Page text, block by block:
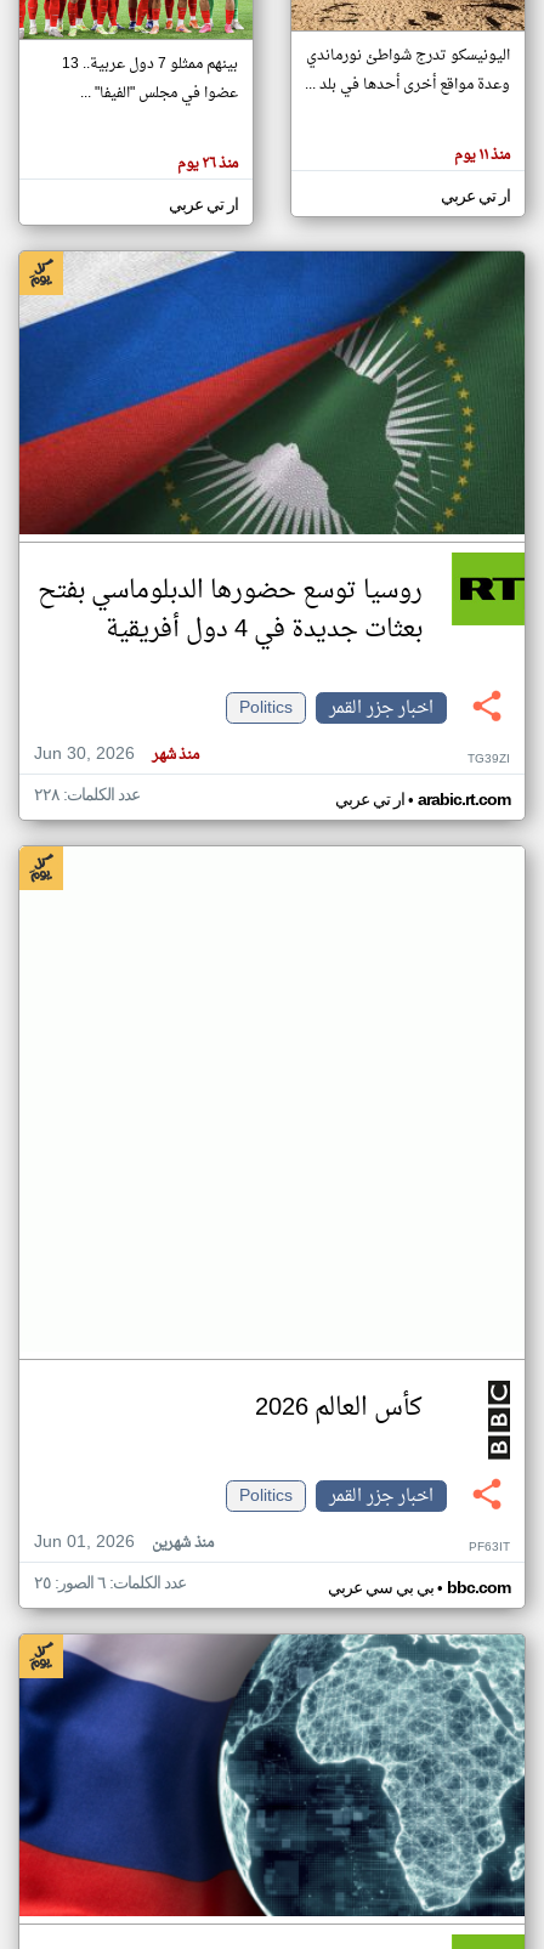
تغيير الدولة
اخبار جزر القمر على مدار الساعة
أهم اخبار جزر القمر العاجلة والمباشرة
هنا عن
وجهة
كاتبيها.
اليونيسكو تدرج شواطئ نورماندي
وعدة مواقع أخرى أحدها في بلد ...
منذ ١١ يوم
ار تي عربي
بينهم ممثلو 7 دول عربية.. 13
عضوا في مجلس "الفيفا" ...
منذ ٢٦ يوم
ار تي عربي
روسيا توسع حضورها الدبلوماسي بفتح
بعثات جديدة في 4 دول أفريقية
اخبار جزر القمر
Politics
Jun 30, 2026
منذ شهر TG39ZI
ار تي عربي• arabic.rt.com عدد الكلمات: ٢٢٨
كأس العالم 2026
اخبار جزر القمر
Politics
Jun 01, 2026
منذ شهرين PF63IT
بي بي سي عربي• bbc.com عدد الكلمات: ٦ الصور: ٢٥
klyoum.com